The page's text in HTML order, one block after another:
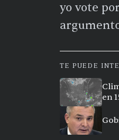
yo vote
TE PUEDE
en